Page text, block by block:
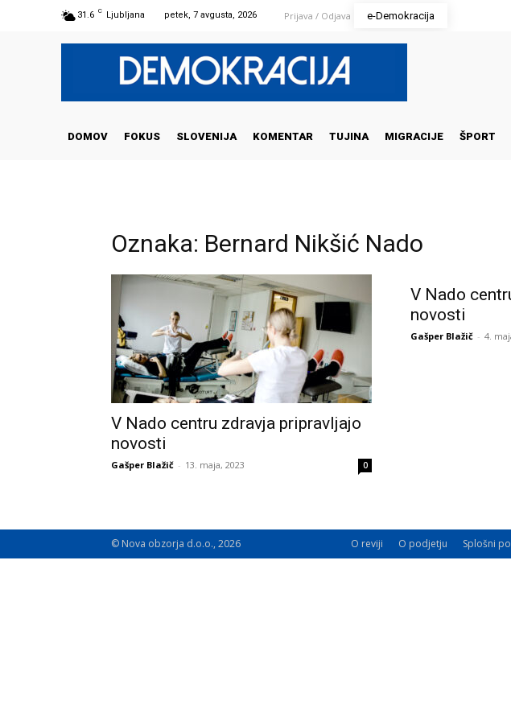
31.6 C Ljubljana petek, 7 avgusta, 2026 Prijava / Odjava e-Demokracija
DOMOV FOKUS SLOVENIJA KOMENTAR TUJINA MIGRACIJE ŠPORT
Oznaka: Bernard Nikšić Nado
V Nado centru zdravja pripravljajo
novosti
Gašper Blažič - 13. maja, 2023 0
V Nado
novosti
Gašper Blažič - 4.
O reviji O podjetju Splošni
© Nova obzorja d.o.o., 2026